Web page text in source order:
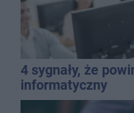
4 sygnały, że
informatyczny